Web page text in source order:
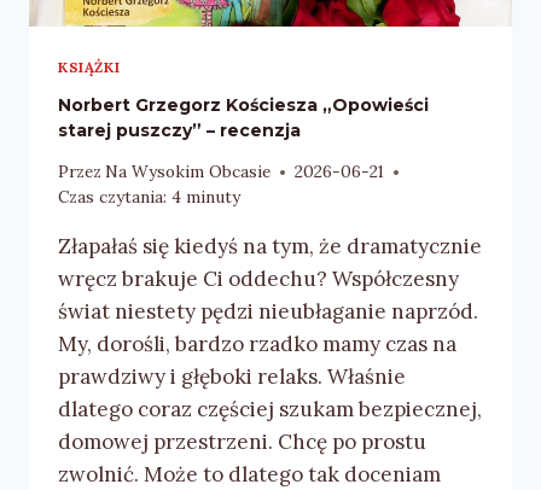
KSIĄŻKI
Norbert Grzegorz Kościesza „Opowieści
starej puszczy” – recenzja
Przez Na Wysokim Obcasie
2026-06-21
Czas czytania: 4 minuty
Złapałaś się kiedyś na tym, że dramatycznie
wręcz brakuje Ci oddechu? Współczesny
świat niestety pędzi nieubłaganie naprzód.
My, dorośli, bardzo rzadko mamy czas na
prawdziwy i głęboki relaks. Właśnie
dlatego coraz częściej szukam bezpiecznej,
domowej przestrzeni. Chcę po prostu
zwolnić. Może to dlatego tak doceniam